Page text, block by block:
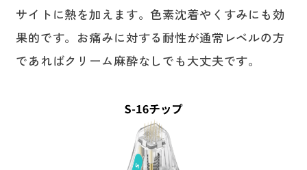
サイトに熱を加えます。色素沈着やくすみにも効
果的です。お痛みに対する耐性が通常レベルの方
であればクリーム麻酔なしでも大丈夫です。